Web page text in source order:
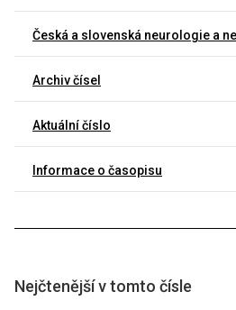
Česká a slovenská neurologie a
Archiv čísel
Aktuální číslo
Informace o časopisu
Nejčtenější v tomto čísle